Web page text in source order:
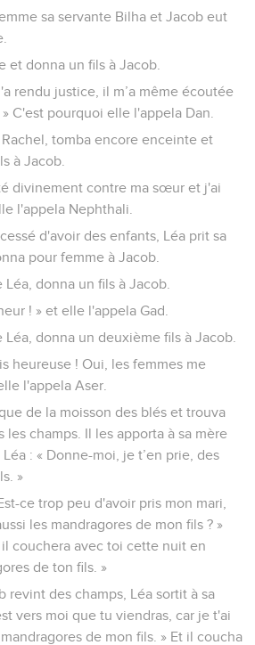
sa servante Bilha et Jacob eut
et donna un fils à Jacob.
rendu justice, il m’a même écoutée
C'est pourquoi elle l'appela Dan.
tomba encore enceinte et
à Jacob.
divinement contre ma sœur et j'ai
l'appela Nephthali.
d'avoir des enfants, Léa prit sa
pour femme à Jacob.
donna un fils à Jacob.
! » et elle l'appela Gad.
Léa, donna un deuxième fils à Jacob.
heureuse ! Oui, les femmes me
l'appela Aser.
de la moisson des blés et trouva
les champs. Il les apporta à sa mère
: « Donne-moi, je t’en prie, des
»
ce trop peu d'avoir pris mon mari,
les mandragores de mon fils ? »
il couchera avec toi cette nuit en
de ton fils. »
revint des champs, Léa sortit à sa
vers moi que tu viendras, car je t'ai
de mon fils. » Et il coucha